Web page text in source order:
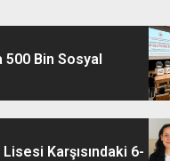
500 Bin Sosyal
Karşısındaki 6-